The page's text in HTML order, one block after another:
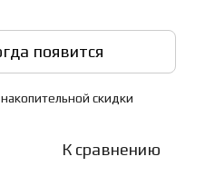
появится
скидки
К сравнению